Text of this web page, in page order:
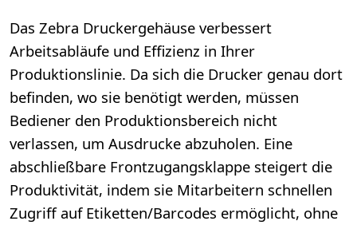
Das Zebra Druckergehäuse verbessert
Arbeitsabläufe und Effizienz in Ihrer
Produktionslinie. Da sich die Drucker genau dort
befinden, wo sie benötigt werden, müssen
Bediener den Produktionsbereich nicht
verlassen, um Ausdrucke abzuholen. Eine
abschließbare Frontzugangsklappe steigert die
Produktivität, indem sie Mitarbeitern schnellen
Zugriff auf Etiketten/Barcodes ermöglicht, ohne